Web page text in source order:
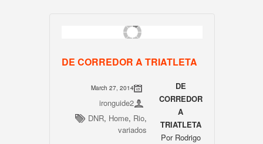
DE CORREDOR A TRIATLETA
March 27, 2014
ironguide2
DNR, Home, Rio,
variados
DE
CORREDOR
A
TRIATLETA
Por Rodrigo